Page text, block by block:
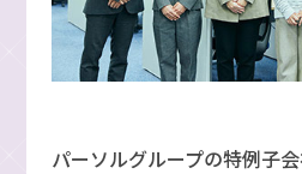
パーソルグループの特例子